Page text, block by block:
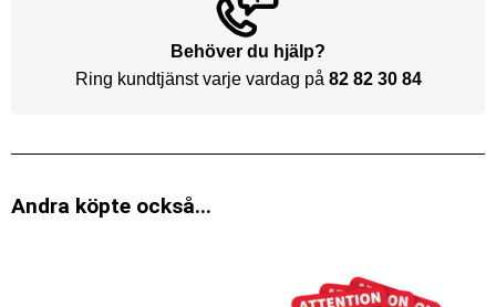
Behöver du hjälp?
Ring kundtjänst varje vardag på 82 82 30 84
Andra köpte också...